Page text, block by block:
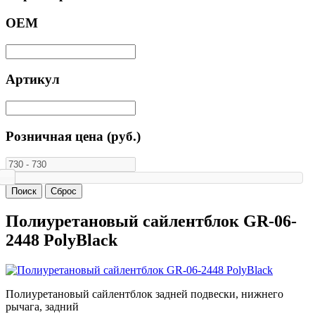
ОЕМ
Артикул
Розничная цена (руб.)
Полиуретановый сайлентблок GR-06-
2448 PolyBlack
Полиуретановый сайлентблок задней подвески, нижнего
рычага, задний